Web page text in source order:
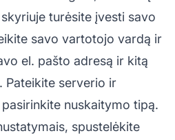
turėsite įvesti savo
savo vartotojo vardą ir
el. pašto adresą ir kitą
Pateikite serverio ir
nuskaitymo tipą.
spustelėkite